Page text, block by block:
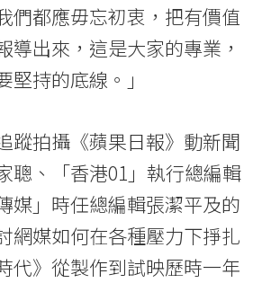
們都應毋忘初衷，把有價值
導出來，這是大家的專業，
持的底線。」
蹤拍攝《蘋果日報》動新聞
聰、「香港01」執行總編輯
媒」時任總編輯張潔平及的
網媒如何在各種壓力下掙扎
代》從製作到試映歷時一年